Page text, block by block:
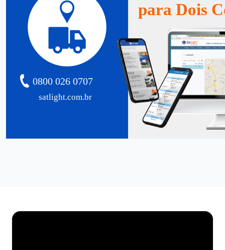
satlight.com.br
0800 026 0707
para Dois